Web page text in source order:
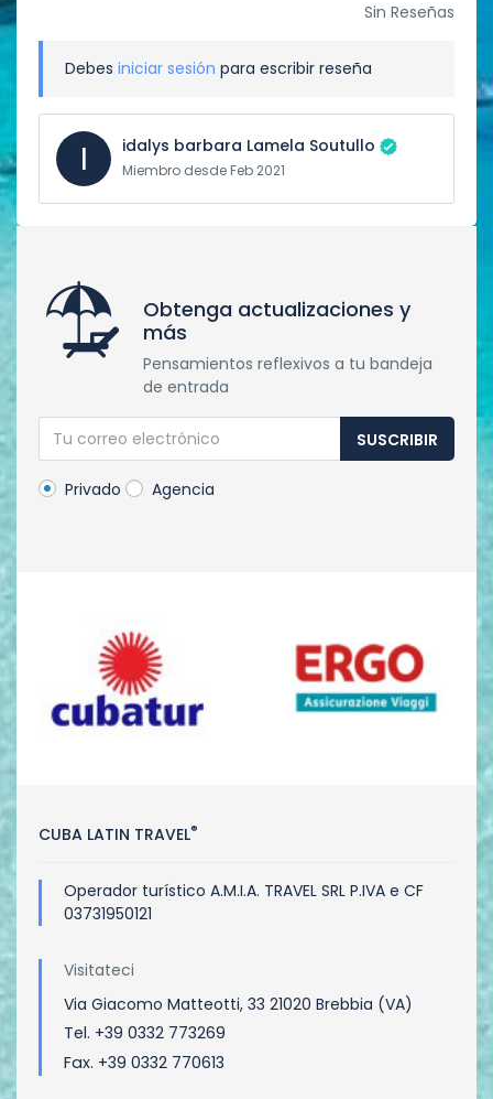
Sin Reseñas
Debes iniciar sesión para escribir reseña
I idalys barbara Lamela Soutullo
Miembro desde Feb 2021
Obtenga actualizaciones y
más
Pensamientos reflexivos a tu bandeja
de entrada
SUSCRIBIR
Privado Agencia
CUBA LATIN TRAVEL®
Operador turístico A.M.I.A. TRAVEL SRL P.IVA e CF
03731950121
Visitateci
Via Giacomo Matteotti, 33 21020 Brebbia (VA)
Tel. +39 0332 773269
Fax. +39 0332 770613